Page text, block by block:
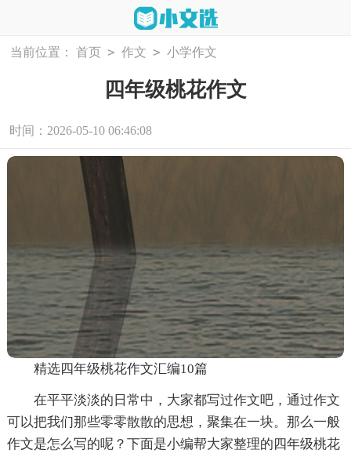
当前位置： 首页 > 作文 > 小学作文
四年级桃花作文
时间：2026-05-10 06:46:08
精选四年级桃花作文汇编10篇
在平平淡淡的日常中，大家都写过作文吧，通过作文
可以把我们那些零零散散的思想，聚集在一块。那么一般
作文是怎么写的呢？下面是小编帮大家整理的四年级桃花